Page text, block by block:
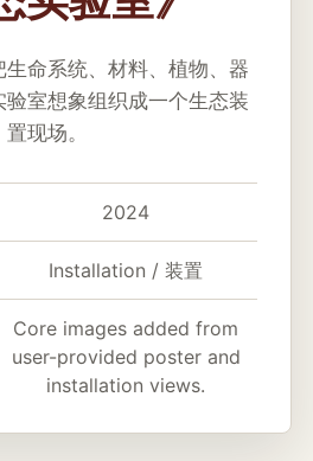
生命系统、材料、植物、器
验室想象组织成一个生态装
置现场。
2024
Installation / 装置
Core images added from
user-provided poster and
installation views.